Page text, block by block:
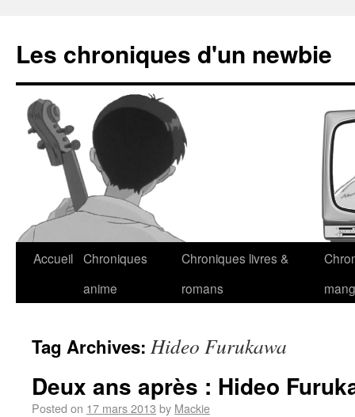
Les chroniques d'un newbie
Accueil Chroniques
anime
Chroniques livres &
romans
Tag Archives: Hideo Furukawa
Deux ans après : Hideo
Posted on 17 mars 2013 by Mackie